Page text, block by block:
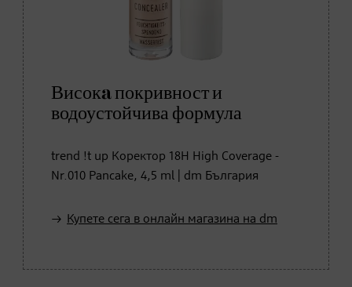
Високa покривност и
водоустойчива формула
trend !t up Коректор 18H High Coverage -
Nr.010 Pancake, 4,5 ml | dm България
Купете сега в онлайн магазина на dm